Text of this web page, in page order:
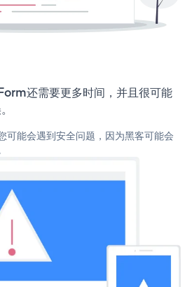
还需要更多时间，并且很可能
可能会遇到安全问题，因为黑客可能会